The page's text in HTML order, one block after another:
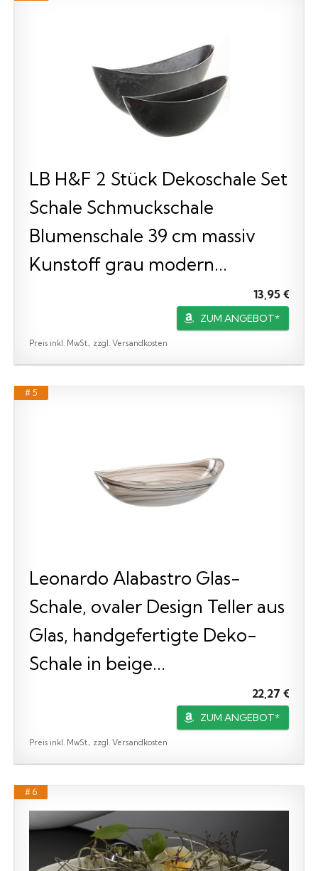
LB H&F 2 Stück Dekoschale Set
Schale Schmuckschale
Blumenschale 39 cm massiv
Kunstoff grau modern...
13,95 €
ZUM ANGEBOT*
Preis inkl. MwSt., zzgl. Versandkosten
# 5
Leonardo Alabastro Glas-
Schale, ovaler Design Teller aus
Glas, handgefertigte Deko-
Schale in beige...
22,27 €
ZUM ANGEBOT*
Preis inkl. MwSt., zzgl. Versandkosten
# 6